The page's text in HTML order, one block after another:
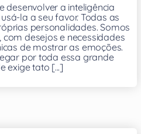
desenvolver a inteligência
la a seu favor. Todas as
personalidades. Somos
com desejos e necessidades
de mostrar as emoções.
por toda essa grande
exige tato [...]